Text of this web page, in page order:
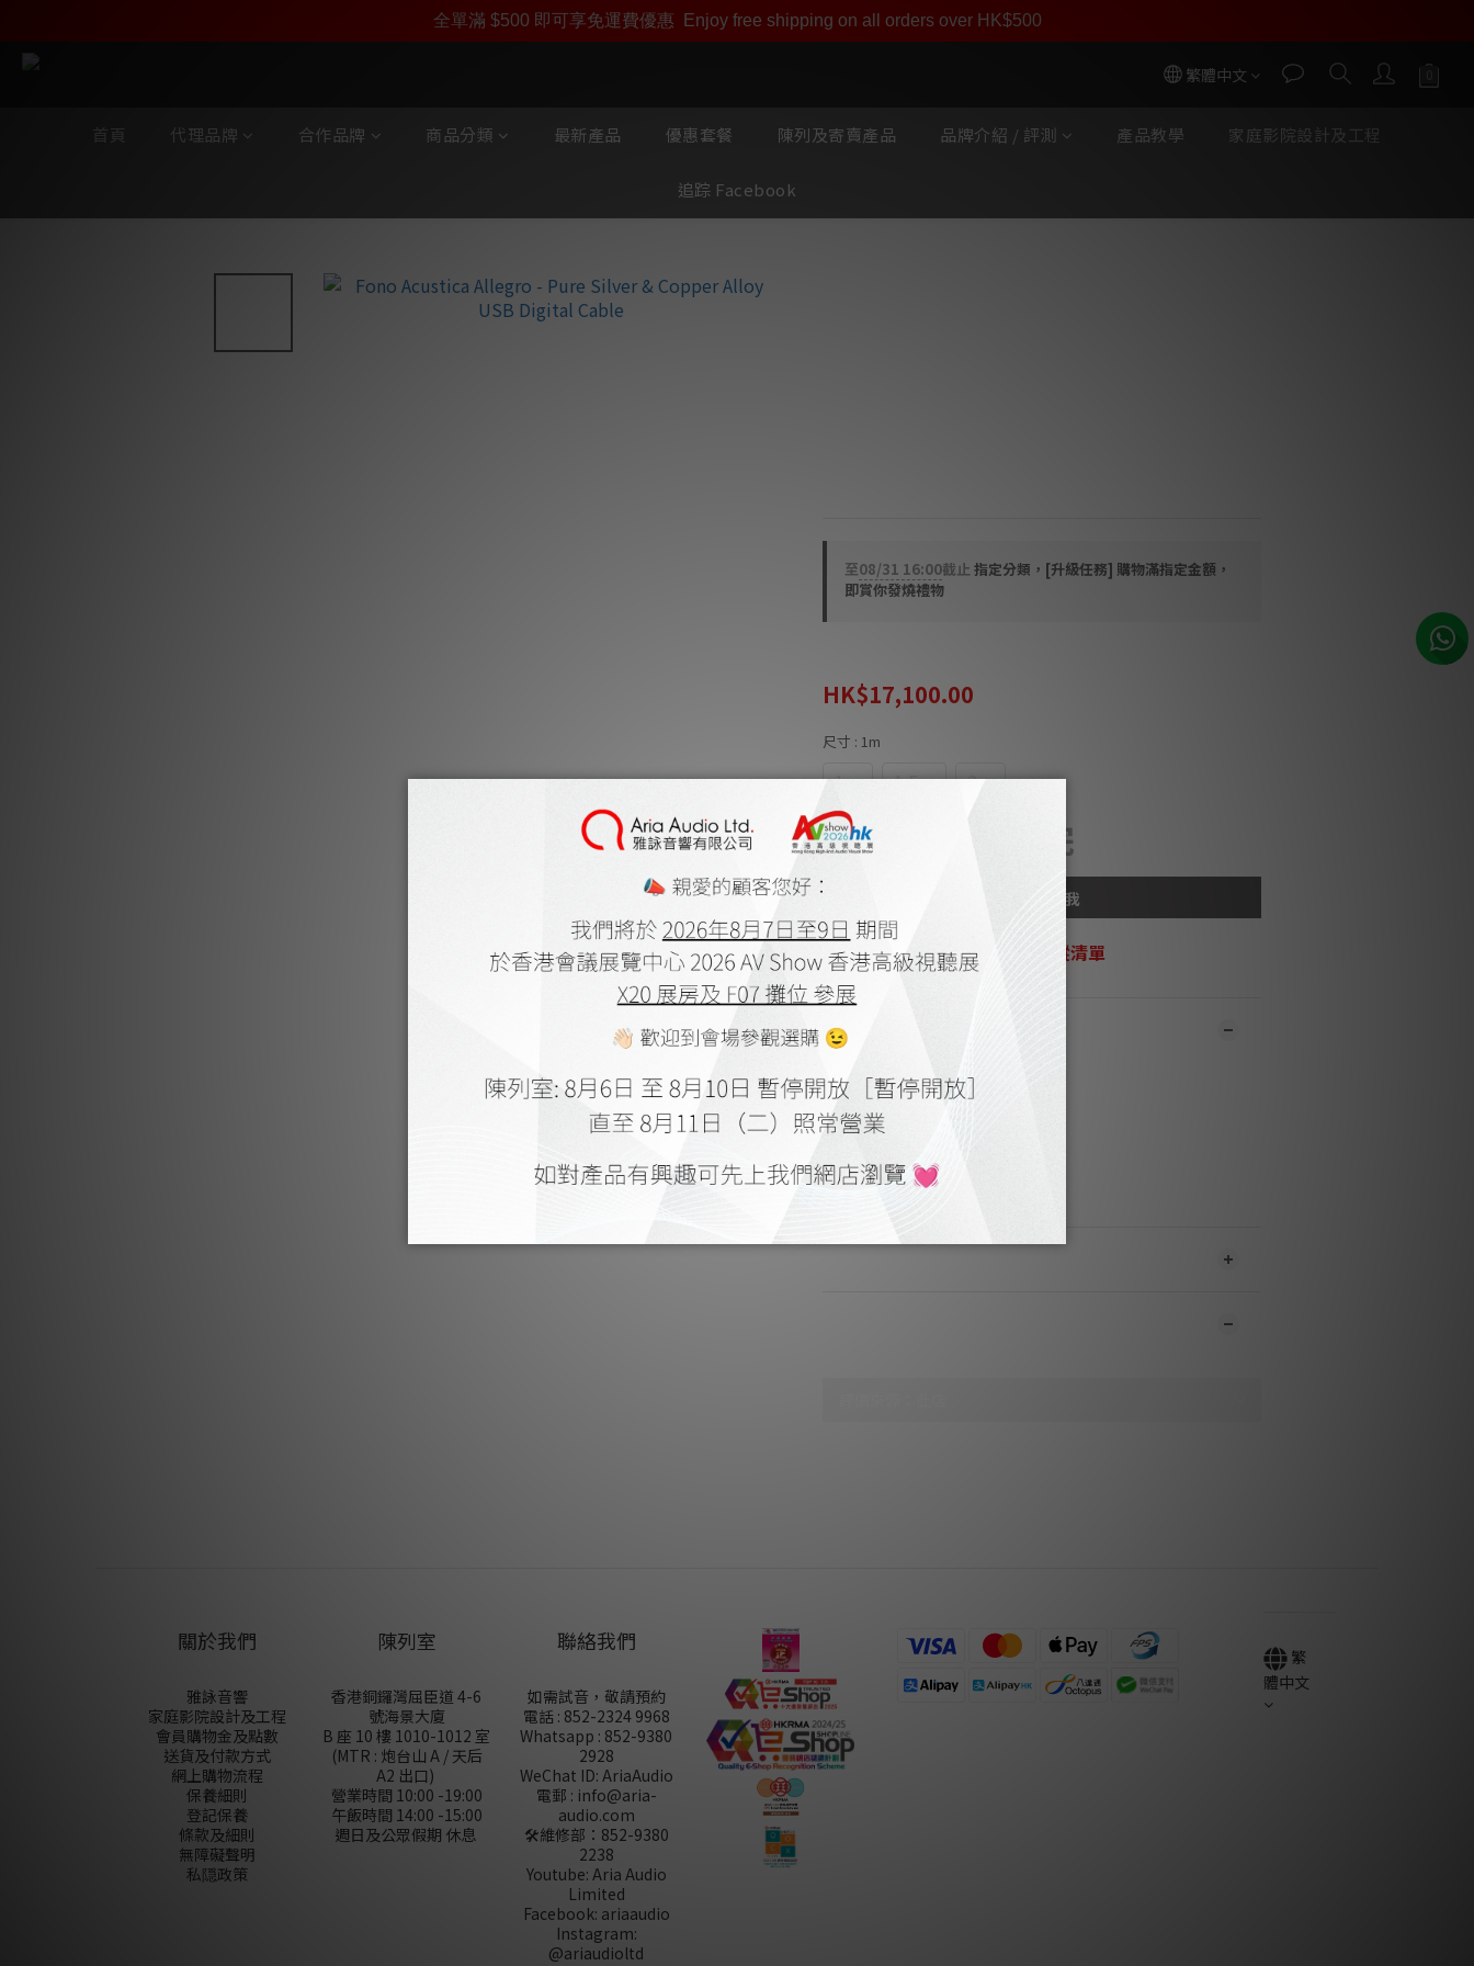
繁體中文
首頁 代理品牌 合作品牌 商品分類 最新產品 優惠套餐 陳列及寄賣產品 品牌介紹 / 評測 產品教學 家庭影院設計及工程
追踪 Facebook
至08/31 16:00截止 指定分類，[升級任務] 購物滿指定金額，
即賞你發燒禮物
HK$17,100.00
尺寸 : 1m
1m 1.5m 2m
售完
貨到通知我
加入追蹤清單
商品描述
**本店商品網上及門市同步銷售，系統有機會未及時更新，可與
我們職員致電聯絡確定現貨。**
**有現貨的商品1-3個工作天內會跟進及寄出。**
Silver & OFC Copper Alloy 1M / 1.5M / 2M
關於我們
雅詠音響
家庭影院設計及工程
會員購物金及點數
送貨及付款方式
網上購物流程
保養細則
登記保養
條款及細則
無障礙聲明
私隠政策
陳列室
香港銅鑼灣屈臣道 4-6
號海景大廈
B 座 10 樓 1010-1012 室
(MTR : 炮台山 A / 天后
A2 出口)
營業時間 10:00 -19:00
午飯時間 14:00 -15:00
週日及公眾假期 休息
聯絡我們
如需試音，敬請預約
電話 : 852-2324 9968
Whatsapp : 852-9380
2928
WeChat ID: AriaAudio
電郵 : info@aria-
audio.com
🛠️維修部： 852-9380
2238
Youtube: Aria Audio
Limited
Facebook: ariaaudio
Instagram:
@ariaudioltd
繁
體中文
加入雅詠尊尚會員，即享【$1000迎新購物金】【點數回贈 1點數=1HKD】 獨家會員價
全單滿 $500 即可享免運費優惠 Enjoy free shipping on all orders over HK$500